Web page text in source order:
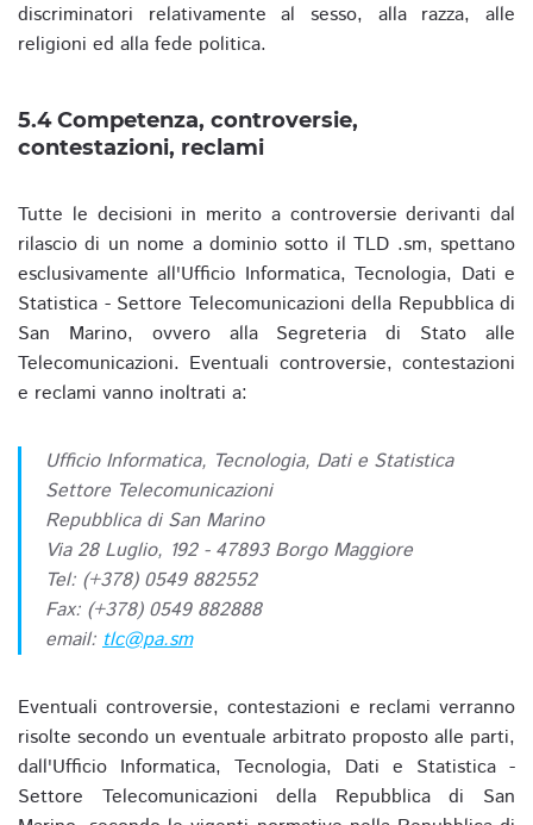
discriminatori relativamente al sesso, alla razza, alle
religioni ed alla fede politica.
5.4 Competenza, controversie,
contestazioni, reclami
Tutte le decisioni in merito a controversie derivanti dal
rilascio di un nome a dominio sotto il TLD .sm, spettano
esclusivamente all'Ufficio Informatica, Tecnologia, Dati e
Statistica - Settore Telecomunicazioni della Repubblica di
San Marino, ovvero alla Segreteria di Stato alle
Telecomunicazioni. Eventuali controversie, contestazioni
e reclami vanno inoltrati a:
Ufficio Informatica, Tecnologia, Dati e Statistica
Settore Telecomunicazioni
Repubblica di San Marino
Via 28 Luglio, 192 - 47893 Borgo Maggiore
Tel: (+378) 0549 882552
Fax: (+378) 0549 882888
email: tlc@pa.sm
Eventuali controversie, contestazioni e reclami verranno
risolte secondo un eventuale arbitrato proposto alle parti,
dall'Ufficio Informatica, Tecnologia, Dati e Statistica -
Settore Telecomunicazioni della Repubblica di San